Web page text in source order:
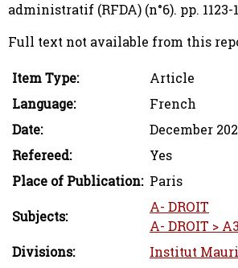
administratif (RFDA) (n°6). pp. 1123-
Full text not available from this
Item Type:
Article
Language:
French
Date:
December
Refereed:
Yes
Place of Publication: Paris
Subjects:
A- DROIT
A- DROIT >
Divisions:
Institut